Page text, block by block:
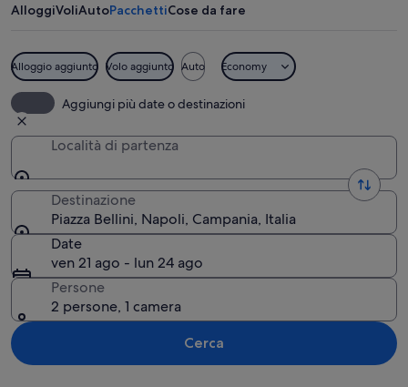
AlloggiVoliAutoPacchettiCose da fare
Alloggio aggiunto Volo aggiunto Auto Economy
Aggiungi più date o destinazioni
Località di partenza
Destinazione
Piazza Bellini, Napoli, Campania, Italia
Date
ven 21 ago - lun 24 ago
Persone
2 persone, 1 camera
Cerca